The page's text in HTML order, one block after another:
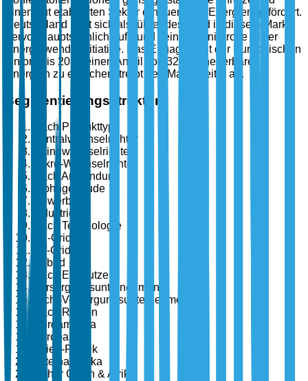
einen gut etablierten Sektor erneuerbarer Energien gefördert.
Deutschland hebt sich als führendes Land in diesem Markt
hervor, hauptsächlich aufgrund seiner Pionierrolle in der
Energiewende-Initiative. Das Engagement der Europäischen
Union, bis 2030 einen Anteil von 32 % erneuerbarer
Energien zu erreichen, treibt den Markt weiter an.
Segmentierungsstruktur
Nach Produkttyp
Zentralwechselrichter
Stringwechselrichter
Mikro-Wechselrichter
Nach Anwendung
Wohngebäude
Gewerbe
Industrie
Nach Technologie
On-Grid
Off-Grid
Hybrid
Nach Endnutzer
Versorgungsunternehmen
Nicht-Versorgungsunternehmen
Nach Region
Nordamerika
Europa
Asien-Pazifik
Lateinamerika
Naher Osten & Afrika